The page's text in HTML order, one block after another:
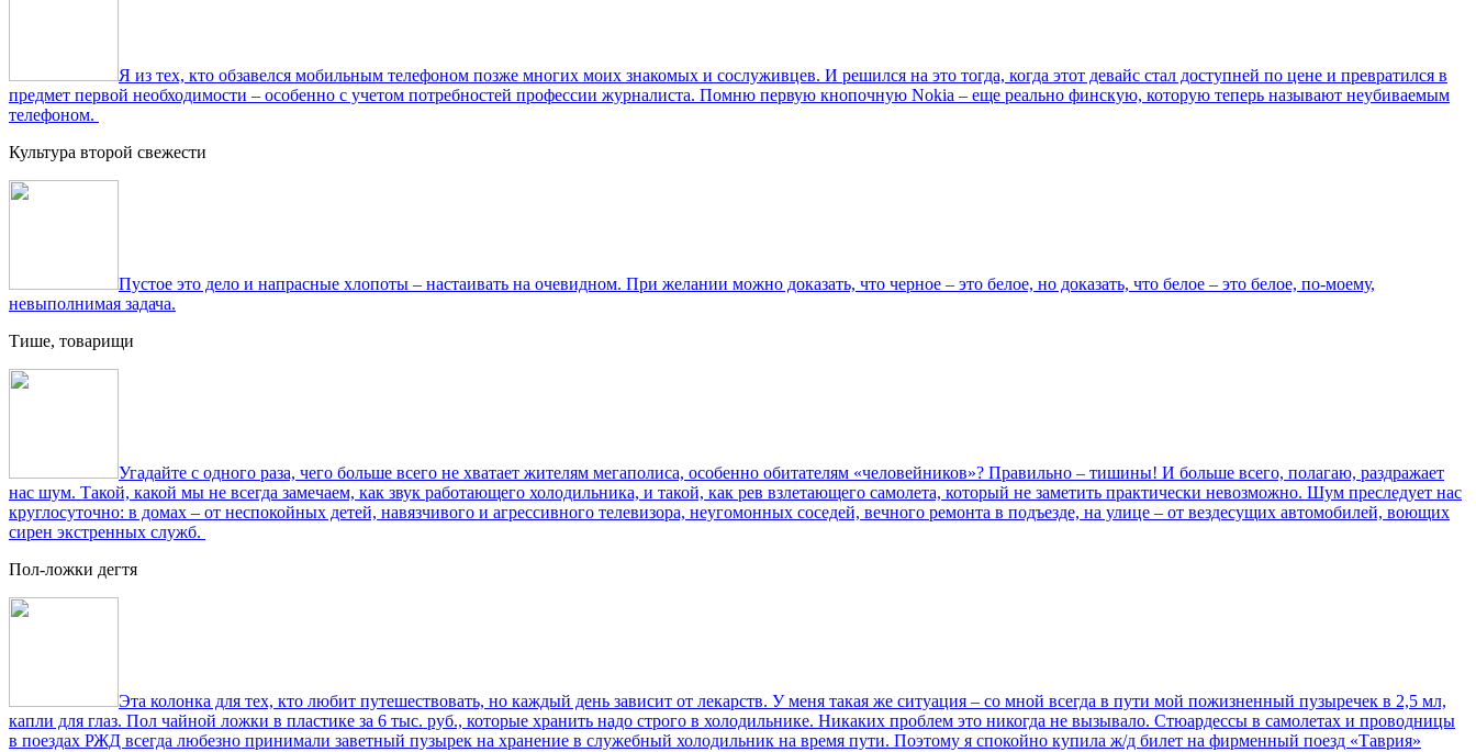
Я из тех, кто обзавелся мобильным телефоном позже многих моих знакомых и сослуживцев. И решился на это тогда, когда этот девайс стал доступней по цене и превратился в
предмет первой необходимости – особенно с учетом потребностей профессии журналиста. Помню первую кнопочную Nokia – еще реально финскую, которую теперь называют неубиваемым
телефоном.
Культура второй свежести
Пустое это дело и напрасные хлопоты – настаивать на очевидном. При желании можно доказать, что черное – это белое, но доказать, что белое – это белое, по-моему,
невыполнимая задача.
Тише, товарищи
Угадайте с одного раза, чего больше всего не хватает жителям мегаполиса, особенно обитателям «человейников»? Правильно – тишины! И больше всего, полагаю, раздражает
нас шум. Такой, какой мы не всегда замечаем, как звук работающего холодильника, и такой, как рев взлетающего самолета, который не заметить практически невозможно. Шум преследует нас
круглосуточно: в домах – от неспокойных детей, навязчивого и агрессивного телевизора, неугомонных соседей, вечного ремонта в подъезде, на улице – от вездесущих автомобилей, воющих
сирен экстренных служб.
Пол-ложки дегтя
Эта колонка для тех, кто любит путешествовать, но каждый день зависит от лекарств. У меня такая же ситуация – со мной всегда в пути мой пожизненный пузыречек в 2,5 мл,
капли для глаз. Пол чайной ложки в пластике за 6 тыс. руб., которые хранить надо строго в холодильнике. Никаких проблем это никогда не вызывало. Стюардессы в самолетах и проводницы
в поездах РЖД всегда любезно принимали заветный пузырек на хранение в служебный холодильник на время пути. По­этому я спокойно купила ж/д билет на фирменный поезд «Таврия»